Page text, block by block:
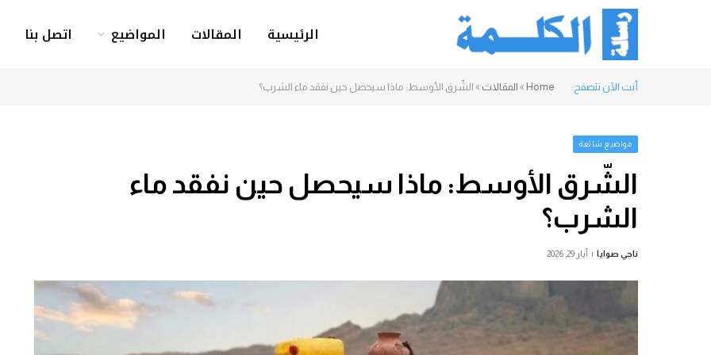
الرئيسية المقالات المواضيع اتصل بنا
أنت الآن تتصفح: Home
» المقالات » الشّرق الأوسط: ماذا سيحصل حين نفقد ماء الشرب؟
مواضيع شائعة
الشّرق الأوسط: ماذا سيحصل حين نفقد ماء
الشرب؟
ناجي صوايا أيار 29, 2026